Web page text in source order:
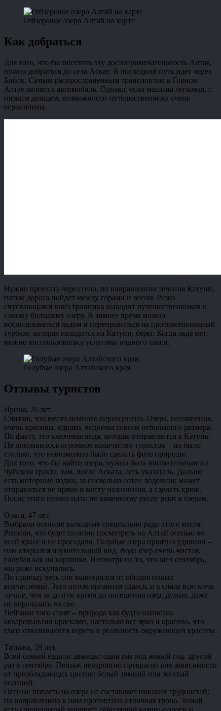
Гейзеровое озеро Алтай на карте
Как добраться
Для того, что бы посетить эту достопримечательность Алтая,
нужно добраться до села Аскат. В последний путь идет через
Бийск. Самым распространенным транспортом в Горном
Алтае является автомобиль. Однако, если машина легковая, с
низким днищем, возможности путешественника очень
ограничены.
Нужно проехать через село, по направлению течения Катуни,
потом дорога пойдет между горами и лесом. Резко
спускающаяся вниз тропинка выводит путешественников к
самому большому озеру. В зимнее время можно
воспользоваться льдом и переправиться на противоположный
турбазе, которая находится на Катуни, берег. Когда льда нет,
можно воспользоваться услугами водного такси.
Голубые озера Алтайского края
Отзывы туристов
Ирина, 26 лет.
Считаю, что место немного переоценено. Озера, несомненно,
очень красивы, однако, водоемы совсем небольшого размера.
По факту, это ключевая вода, которая отправляется в Катунь.
Не понравилось огромное количество туристов – их было
столько, что невозможно было сделать фото природы.
Для того, что бы найти озера, нужно быть внимательным на
Чуйском тракте, там, после Аската, есть указатель. Дальше
есть моторные лодки, за несколько сотен лодочник может
отправиться не прямо к месту назначения, а сделать крюк.
После этого нужно идти по каменному руслу реки к озерам.
Ольга, 47 лет.
Выбрали осенние выходные специально ради этого места.
Решили, что будет полезно посмотреть на Алтай осенью во
всей красе и не прогадали. Голубые озера приятно удивили –
нам открылся изумительный вид. Вода озер очень чистая,
голубая как на картинке. Несмотря на то, что шел сентябрь,
мы даже искупались.
По приезду весь сон выветрился от обилия новых
впечатлений. Зато потом организм сдался, и я спала всю ночь
лучше, чем за долгое время до посещения озер, думаю, даже
не ворочалась во сне.
Пейзажи того стоят – природа как будто написана
акварельными красками, настолько все ярко и красиво, что
глаза отказываются верить в реальность окружающей красоты.
Татьяна, 39 лет.
Всей семьей ездили дважды: один раз под новый год, другой
раз в сентябре. Пейзаж невероятно прекрасен вне зависимости
от преобладающих цветов: белый зимний или желтый
осенний.
Осенью попасть на озера не составляет никаких трудностей:
по направлению к ним протоптана отличная тропа. Зимой
есть специальный маршрут, обходящий камни-пороги и